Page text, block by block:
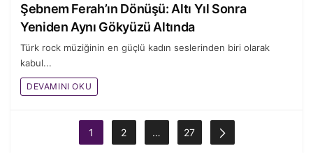
Şebnem Ferah’ın Dönüşü: Altı Yıl Sonra
Yeniden Aynı Gökyüzü Altında
Türk rock müziğinin en güçlü kadın seslerinden biri olarak
kabul...
DEVAMINI OKU
1 2 … 27